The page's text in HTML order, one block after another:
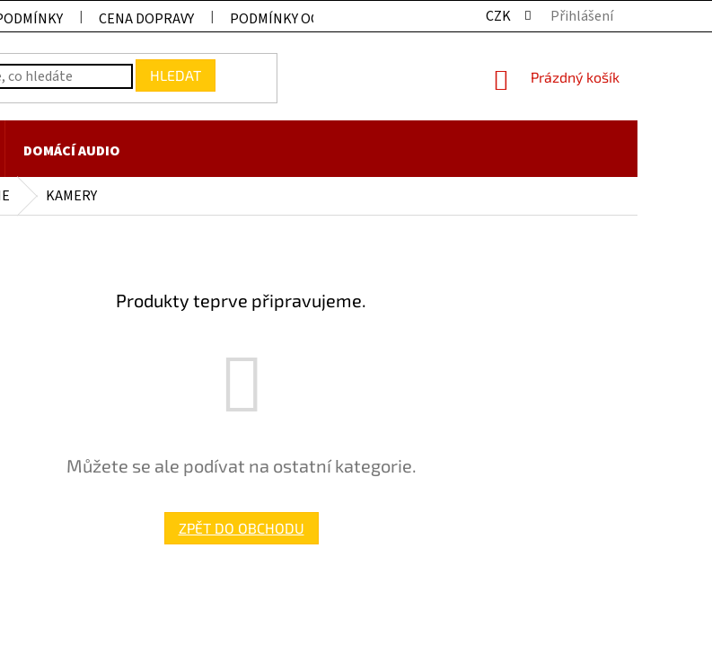
CENA DOPRAVY PODMÍNKY OCHRANY OSOBNÍCH ÚDAJŮ KONTAKTY
CZK Přihlášení
HLEDAT
NÁKUPNÍ
Prázdný košík
DOMÁCÍ AUDIO
KAMERY
Produkty teprve připravujeme.
Můžete se ale podívat na ostatní kategorie.
ZPĚT DO OBCHODU